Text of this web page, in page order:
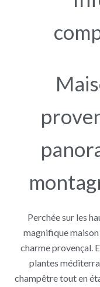
Perchée sur les
magnifique
charme provençal.
plantes
champêtre tout en